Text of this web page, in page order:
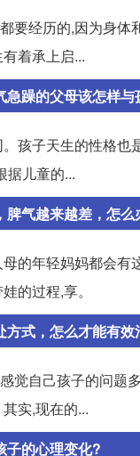
要经历的,因为身
着承上启...
急躁的父母该怎样与
孩子天生的性格
据儿童的...
脾气越来越差，怎么
的年轻妈妈都会有
的过程,享。
方式，怎么才能有效
觉自己孩子的问题
实,现在的...
子的心理变化?